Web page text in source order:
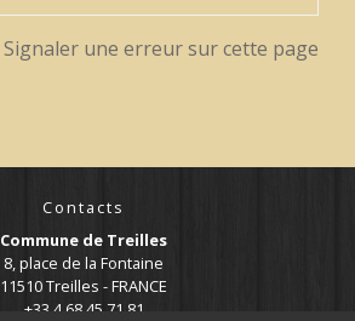
Signaler une erreur sur cette page
Contacts
Commune de Treilles
8, place de la Fontaine
11510 Treilles - FRANCE
+33 4 68 45 71 81